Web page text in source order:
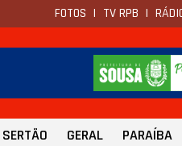
FOTOS | TV RPB |
SERTÃO GERAL PARAÍBA